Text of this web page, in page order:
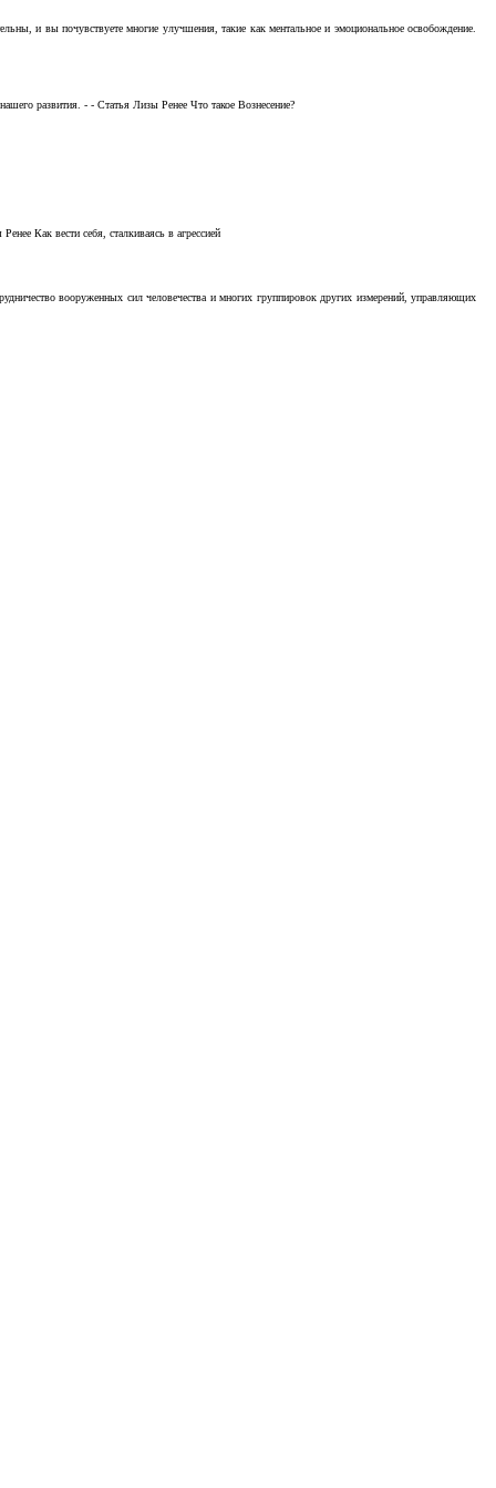
и вы почувствуете многие улучшения, такие как ментальное и эмоциональное освобождение.
развития. - - Статья Лизы Ренее Что такое Вознесение?
Как вести себя, сталкиваясь в агрессией
вооруженных сил человечества и многих группировок других измерений, управляющих